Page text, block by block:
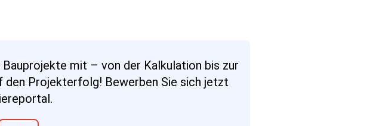
mit – von der Kalkulation bis zur
Projekterfolg! Bewerben Sie sich jetzt